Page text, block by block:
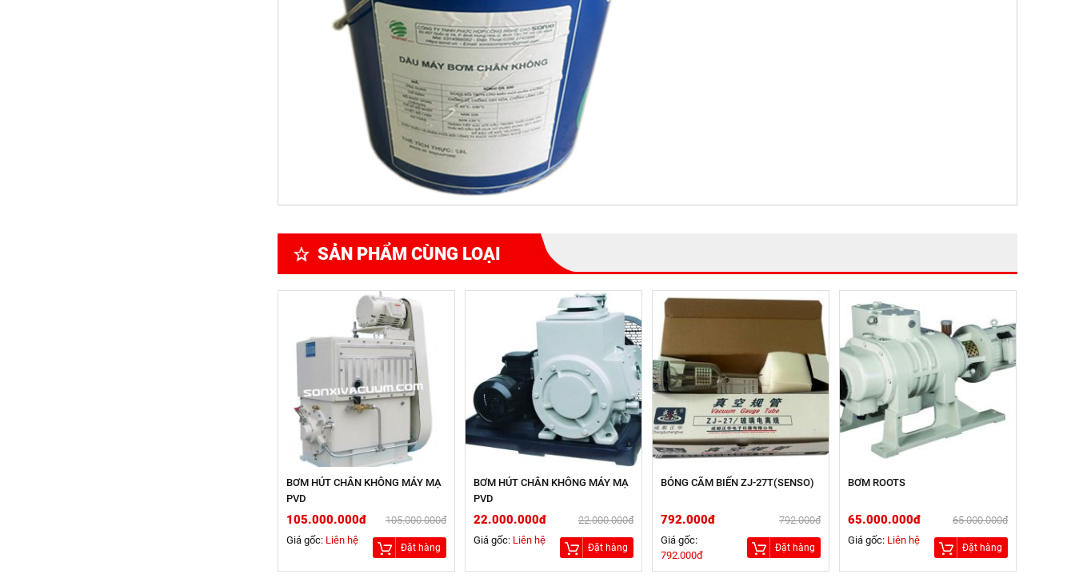
SẢN PHẨM CÙNG LOẠI
BƠM HÚT CHÂN KHÔNG MÁY MẠ
PVD
105.000.000đ
105.000.000đ
Giá gốc: Liên hệ
Đặt hàng
BƠM HÚT CHÂN KHÔNG MÁY MẠ
PVD
22.000.000đ
22.000.000đ
Giá gốc: Liên hệ
Đặt hàng
BÓNG CÃM BIẾN ZJ-27T(SENSO)
792.000đ
792.000đ
Giá gốc:
792.000đ
Đặt hàng
BƠM ROOTS
65.000.000đ
65.000.000đ
Giá gốc: Liên hệ
Đặt hàng